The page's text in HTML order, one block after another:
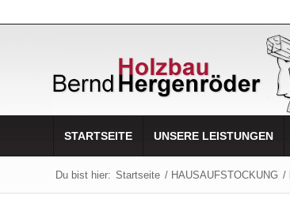
STARTSEITE UNSERE LEISTUNGEN
Du bist hier: Startseite / HAUSAUFSTOCKUNG /